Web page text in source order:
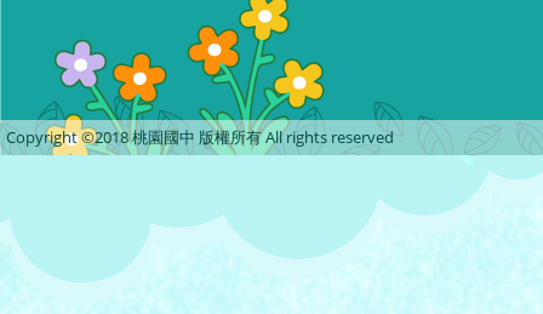
Copyright ©2018 桃園國中 版權所有 All rights reserved